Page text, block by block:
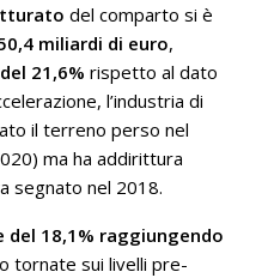
del comparto si è
miliardi di euro,
21,6% rispetto al dato
l’industria di
il terreno perso nel
ma ha addirittura
segnato nel 2018.
del 18,1% raggiungendo
tornate sui livelli pre-